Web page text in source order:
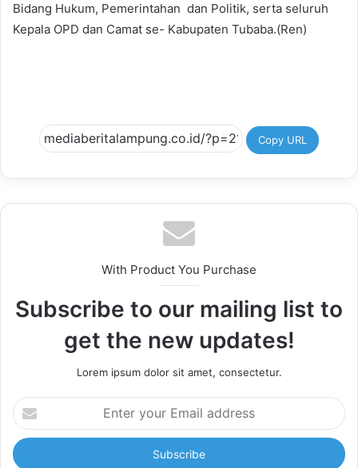
Bidang Hukum, Pemerintahan dan Politik, serta seluruh
Kepala OPD dan Camat se- Kabupaten Tubaba.(Ren)
Copy URL
With Product You Purchase
Subscribe to our mailing list to
get the new updates!
Lorem ipsum dolor sit amet, consectetur.
Enter
your
Email
address